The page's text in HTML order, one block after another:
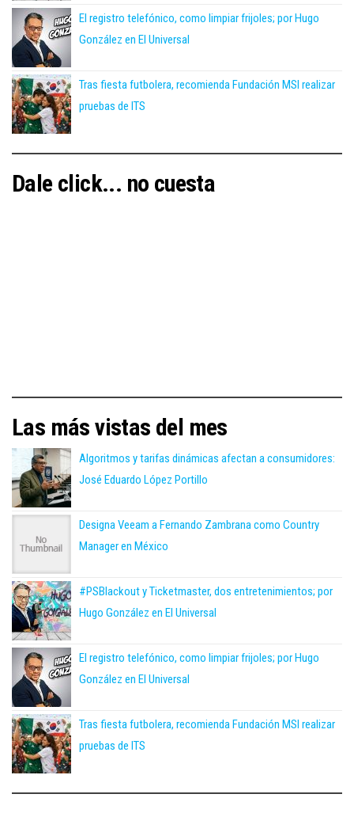
El registro telefónico, como limpiar frijoles; por Hugo
González en El Universal
Tras fiesta futbolera, recomienda Fundación MSI realizar
pruebas de ITS
Dale click... no cuesta
Las más vistas del mes
Algoritmos y tarifas dinámicas afectan a consumidores:
José Eduardo López Portillo
Designa Veeam a Fernando Zambrana como Country
Manager en México
#PSBlackout y Ticketmaster, dos entretenimientos; por
Hugo González en El Universal
El registro telefónico, como limpiar frijoles; por Hugo
González en El Universal
Tras fiesta futbolera, recomienda Fundación MSI realizar
pruebas de ITS